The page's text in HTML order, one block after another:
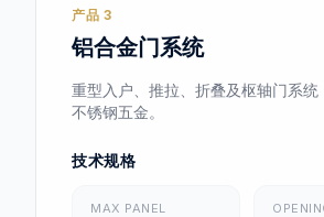
产品 3
铝合金门系统
重型入户、推拉、折叠及枢轴门系统
不锈钢五金。
技术规格
MAX PANEL